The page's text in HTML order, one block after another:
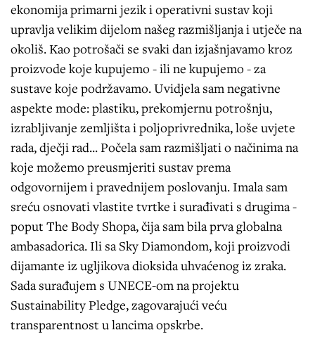
ekonomija primarni jezik i operativni sustav koji
upravlja velikim dijelom našeg razmišljanja i utječe na
okoliš. Kao potrošači se svaki dan izjašnjavamo kroz
proizvode koje kupujemo - ili ne kupujemo - za
sustave koje podržavamo. Uvidjela sam negativne
aspekte mode: plastiku, prekomjernu potrošnju,
izrabljivanje zemljišta i poljoprivrednika, loše uvjete
rada, dječji rad... Počela sam razmišljati o načinima na
koje možemo preusmjeriti sustav prema
odgovornijem i pravednijem poslovanju. Imala sam
sreću osnovati vlastite tvrtke i surađivati s drugima -
poput The Body Shopa, čija sam bila prva globalna
ambasadorica. Ili sa Sky Diamondom, koji proizvodi
dijamante iz ugljikova dioksida uhvaćenog iz zraka.
Sada surađujem s UNECE-om na projektu
Sustainability Pledge, zagovarajući veću
transparentnost u lancima opskrbe.